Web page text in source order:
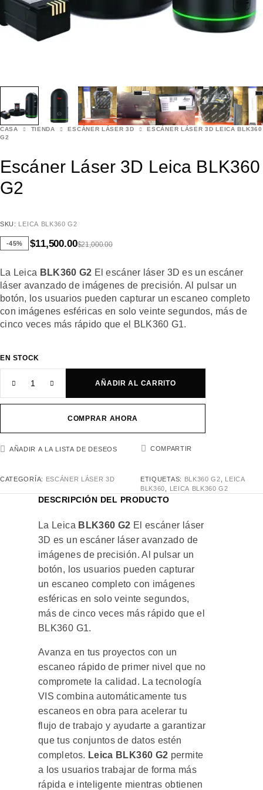
CASA TIENDA ESCÁNER LÁSER 3D
ESCÁNER LÁSER 3D LEICA BLK360
G2
Escáner Láser 3D Leica BLK360
G2
SKU: LEICA BLK360 G2
-45% $21,000.00
$11,500.00
La Leica BLK360 G2 El escáner láser 3D es un escáner
láser avanzado de imágenes de precisión. Al pulsar un
botón, los usuarios pueden capturar un escaneo completo
con imágenes esféricas en solo veinte segundos, más de
cinco veces más rápido que el BLK360 G1.
EN STOCK
AÑADIR AL CARRITO
COMPRAR AHORA
AÑADIR A LA LISTA DE DESEOS COMPARTIR
CATEGORÍA: ESCÁNER LÁSER 3D ETIQUETAS: BLK360 G2
LEICA
BLK360
LEICA BLK360 G2
DESCRIPCIÓN DEL PRODUCTO
La Leica BLK360 G2 El escáner láser
3D es un escáner láser avanzado de
imágenes de precisión. Al pulsar un
botón, los usuarios pueden capturar
un escaneo completo con imágenes
esféricas en solo veinte segundos,
más de cinco veces más rápido que el
BLK360 G1.
Avanza en tus proyectos con un
escaneo rápido de primer nivel que no
compromete la calidad. La tecnología
VIS combina automáticamente tus
escaneos en obra para acelerar tu
flujo de trabajo y ayudarte a garantizar
que tus conjuntos de datos estén
completos. Leica BLK360 G2 permite
a los usuarios trabajar de forma más
rápida e inteligente mientras obtienen